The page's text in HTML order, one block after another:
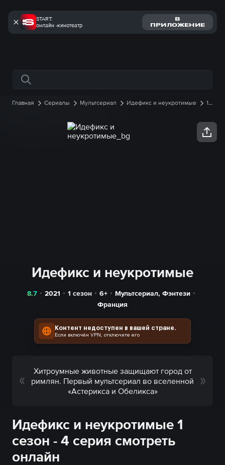
START:
онлайн -кинотеатр
В
ПРИЛОЖЕНИЕ
Поиск по сайту
Главная Сериалы Мультсериал Идефикс и неукротимые
1
Идефикс и неукротимые
8.7 2021 1 сезон 6+ Мультсериал, Фэнтези
Франция
Контент недоступен в вашей стране.
Если включён VPN, отключите его
Хитроумные животные защищают город от
римлян. Первый мультсериал во вселенной
«Астерикса и Обеликса»
Идефикс и неукротимые 1
сезон - 4 серия смотреть
онлайн